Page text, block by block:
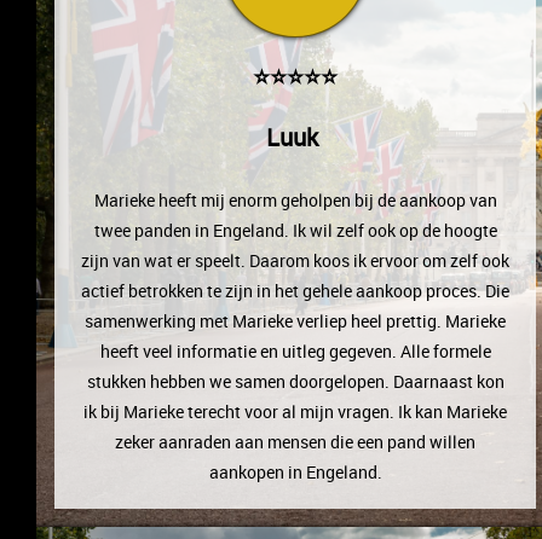
⭐⭐⭐⭐⭐
Luuk
Marieke heeft mij enorm geholpen bij de aankoop van
twee panden in Engeland. Ik wil zelf ook op de hoogte
zijn van wat er speelt. Daarom koos ik ervoor om zelf ook
actief betrokken te zijn in het gehele aankoop proces. Die
samenwerking met Marieke verliep heel prettig. Marieke
heeft veel informatie en uitleg gegeven. Alle formele
stukken hebben we samen doorgelopen. Daarnaast kon
ik bij Marieke terecht voor al mijn vragen. Ik kan Marieke
zeker aanraden aan mensen die een pand willen
aankopen in Engeland.